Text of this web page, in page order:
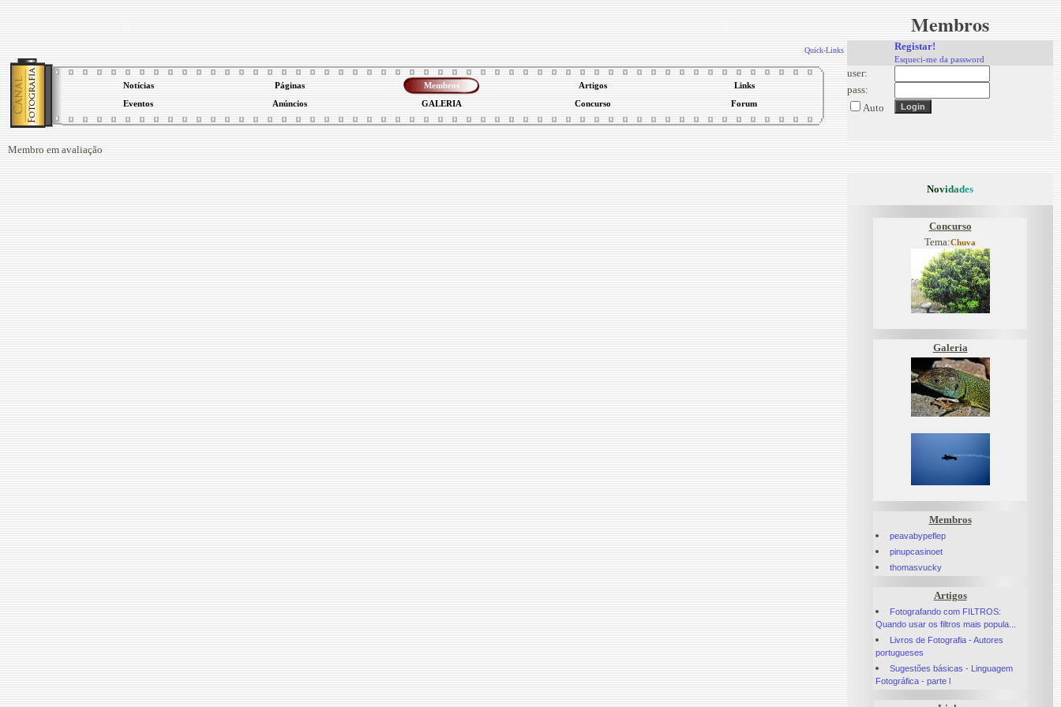
Quick-Links
Notícias Páginas Membros Artigos Links
Eventos Anúncios GALERIA Concurso Forum
Membro em avaliação
Membros
Registar!
Esqueci-me da password
user:
pass:
Auto
Novidades
Concurso
Tema:Chuva
Galeria
Membros
peavabypeflep
pinupcasinoet
thomasvucky
Artigos
Fotografando com FILTROS:
Quando usar os filtros mais popula...
Livros de Fotografia - Autores
portugueses
Sugestões básicas - Linguagem
Fotográfica - parte l